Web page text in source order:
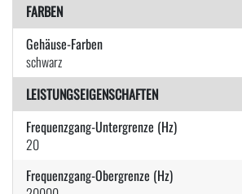
FARBEN
Gehäuse-Farben
schwarz
LEISTUNGSEIGENSCHAFTEN
Frequenzgang-Untergrenze (Hz)
20
Frequenzgang-Obergrenze (Hz)